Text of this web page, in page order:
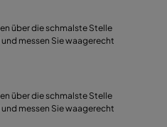
über die schmalste Stelle
messen Sie waagerecht
über die schmalste Stelle
messen Sie waagerecht